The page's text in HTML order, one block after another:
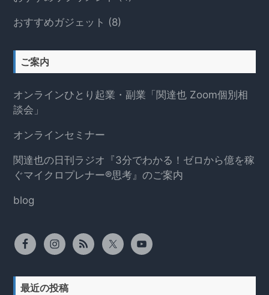
おすすめガジェット (8)
ご案内
オンラインひとり起業・副業「関達也 Zoom個別相
談会」
オンラインセミナー
関達也の日刊ラジオ『3分でわかる！ゼロから億を稼
ぐマイクロプレナー®思考』のご案内
blog
最近の投稿